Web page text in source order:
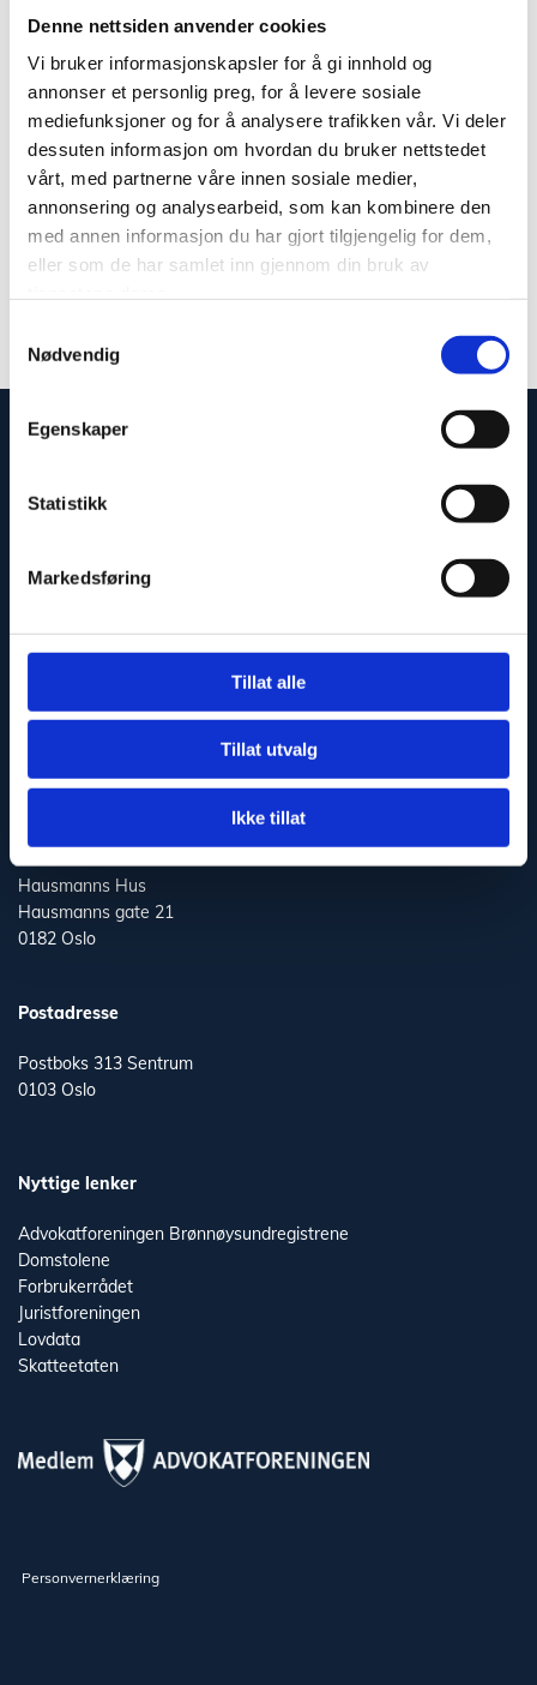
Denne nettsiden anvender cookies
Vi bruker informasjonskapsler for å gi innhold og
annonser et personlig preg, for å levere sosiale
mediefunksjoner og for å analysere trafikken vår. Vi deler
dessuten informasjon om hvordan du bruker nettstedet
vårt, med partnerne våre innen sosiale medier,
annonsering og analysearbeid, som kan kombinere den
med annen informasjon du har gjort tilgjengelig for dem,
eller som de har samlet inn gjennom din bruk av
Nødvendig
Egenskaper
Statistikk
Markedsføring
Tillat alle
Tillat utvalg
Ikke tillat
overnattingssamvær. Det ble blant annet vist til at
samværene hadde vært gode for barnet, og at
foreldrene samarbeidet godt med barneverntjenesten.
Dersom du har barn som er under offentlig omsorg, kan
du ta kontakt med oss for gratis vurdering av om du kan
få økt samvær med ditt barn.
0 Feed
 + 47 918 07 911
Hausmanns Hus
Hausmanns gate 21
0182 Oslo
Postadresse
Postboks 313 Sentrum
0103 Oslo
Nyttige lenker
Advokatforeningen Brønnøysundregistrene
Domstolene
Forbrukerrådet
Juristforeningen
Lovdata
Skatteetaten
Personvernerklæring